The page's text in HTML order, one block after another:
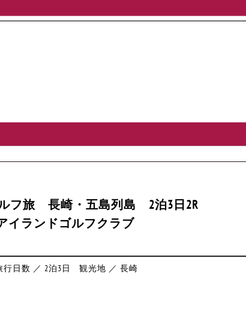
フ旅 長崎・五島列島 2泊3日2R
イランドゴルフクラブ
行日数 ／ 2泊3日 観光地 ／ 長崎